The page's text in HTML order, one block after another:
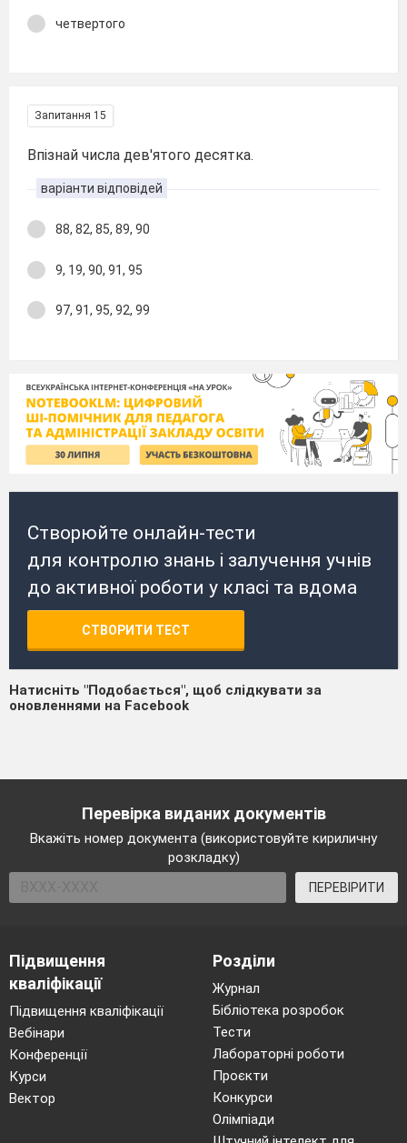
четвертого
Запитання 15
Впізнай числа дев'ятого десятка.
варіанти відповідей
88, 82, 85, 89, 90
9, 19, 90, 91, 95
97, 91, 95, 92, 99
Створюйте онлайн-тести
для контролю знань і залучення учнів
до активної роботи у класі та вдома
СТВОРИТИ ТЕСТ
Натисніть "Подобається", щоб слідкувати за
оновленнями на Facebook
Перевірка виданих документів
Вкажіть номер документа (використовуйте кириличну
розкладку)
ПЕРЕВІРИТИ
Підвищення
кваліфікації
Підвищення кваліфікації
Вебінари
Конференції
Курси
Вектор
Розділи
Журнал
Бібліотека розробок
Тести
Лабораторні роботи
Проєкти
Конкурси
Олімпіади